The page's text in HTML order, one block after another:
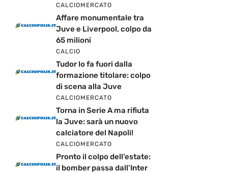
CALCIOMERCATO
Affare monumentale tra
Juve e Liverpool, colpo da
65 milioni
CALCIO
Tudor lo fa fuori dalla
formazione titolare: colpo
di scena alla Juve
CALCIOMERCATO
Torna in Serie A ma rifiuta
la Juve: sarà un nuovo
calciatore del Napoli!
CALCIOMERCATO
Pronto il colpo dell’estate:
il bomber passa dall’Inter